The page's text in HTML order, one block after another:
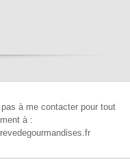
pas à me contacter pour tout
à :